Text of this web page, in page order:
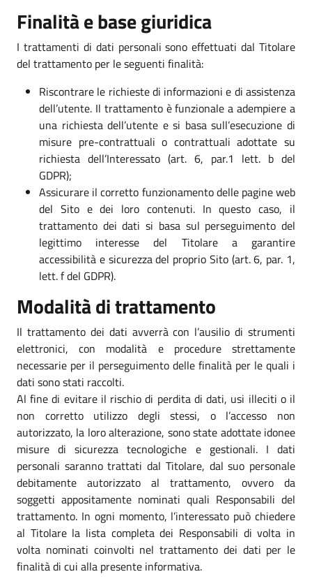
Finalità e base giuridica
I trattamenti di dati personali sono effettuati dal Titolare
del trattamento per le seguenti finalità:
Riscontrare le richieste di informazioni e di assistenza
dell’utente. Il trattamento è funzionale a adempiere a
una richiesta dell’utente e si basa sull’esecuzione di
misure pre-contrattuali o contrattuali adottate su
richiesta dell’Interessato (art. 6, par.1 lett. b del
GDPR);
Assicurare il corretto funzionamento delle pagine web
del Sito e dei loro contenuti. In questo caso, il
trattamento dei dati si basa sul perseguimento del
legittimo interesse del Titolare a garantire
accessibilità e sicurezza del proprio Sito (art. 6, par. 1,
lett. f del GDPR).
Modalità di trattamento
Il trattamento dei dati avverrà con l’ausilio di strumenti
elettronici, con modalità e procedure strettamente
necessarie per il perseguimento delle finalità per le quali i
dati sono stati raccolti.
Al fine di evitare il rischio di perdita di dati, usi illeciti o il
non corretto utilizzo degli stessi, o l’accesso non
autorizzato, la loro alterazione, sono state adottate idonee
misure di sicurezza tecnologiche e gestionali. I dati
personali saranno trattati dal Titolare, dal suo personale
debitamente autorizzato al trattamento, ovvero da
soggetti appositamente nominati quali Responsabili del
trattamento. In ogni momento, l’interessato può chiedere
al Titolare la lista completa dei Responsabili di volta in
volta nominati coinvolti nel trattamento dei dati per le
finalità di cui alla presente informativa.